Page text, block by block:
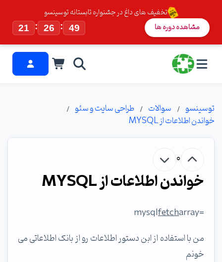
تخفیف های داغ در جشنواره تابستانه توسینسو
21
: 26 : 48 مشاهده دوره ها
توسینسو سوالات
طراحی سایت و سئو
خواندن اطلاعات از MYSQL
0
خواندن اطلاعات از MYSQL
=mysql
fetcharray
من با استفاده از ابن دستور اطلاعات رو از بانک اطلاعاتی می
خونم